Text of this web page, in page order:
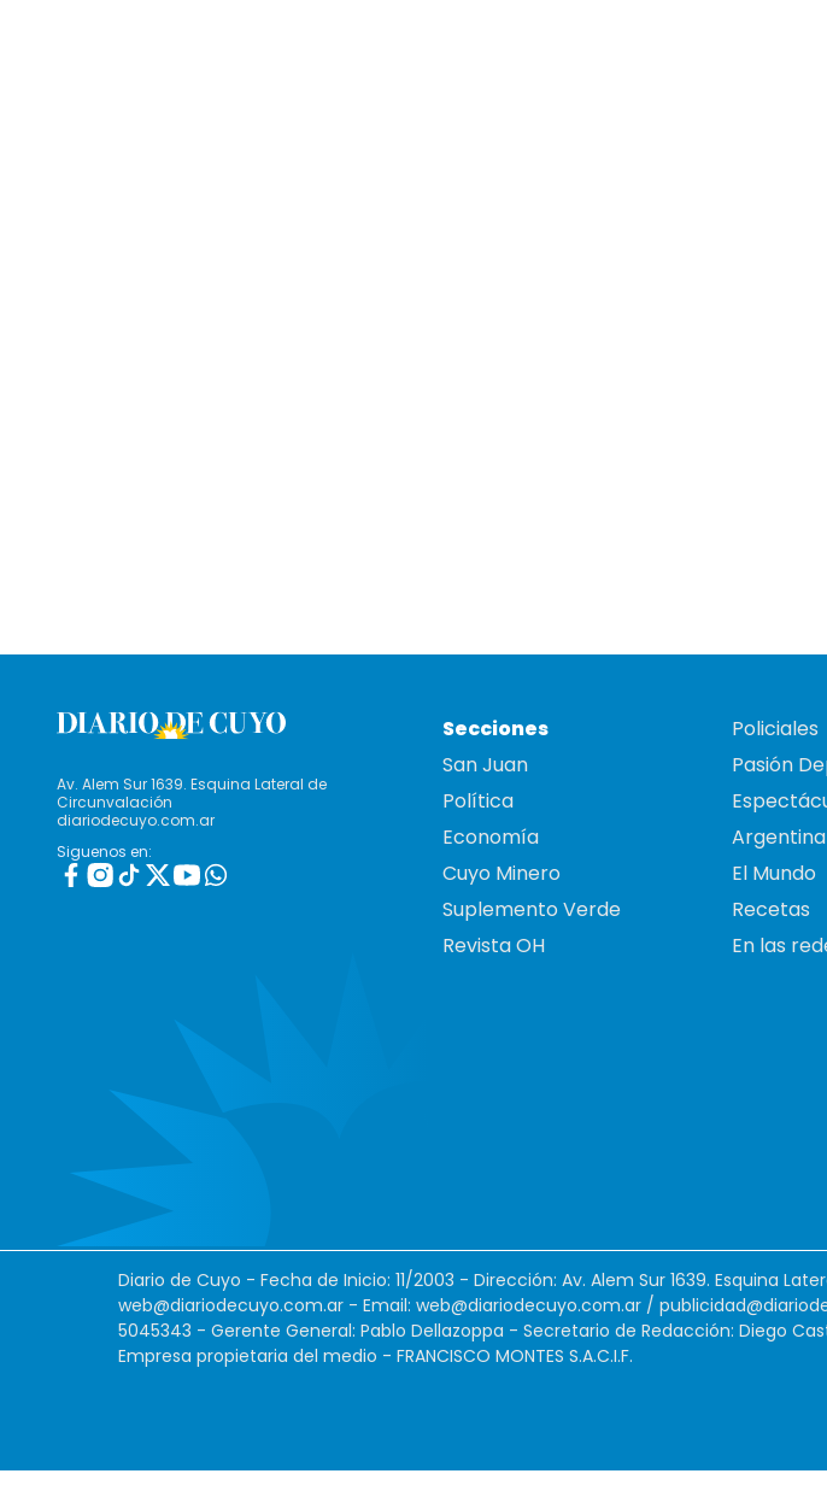
Av. Alem Sur 1639. Esquina Lateral de
Circunvalación
diariodecuyo.com.ar
Siguenos en:
Secciones
San Juan
Política
Economía
Cuyo Minero
Suplemento Verde
Revista OH
Policiales
Pasión
Argentina
El Mundo
Recetas
En las
Diario de Cuyo - Fecha de Inicio: 11/2003 - Dirección: Av. Alem Sur 1639. Esquina
web@diariodecuyo.com.ar - Email: web@diariodecuyo.com.ar /
5045343 - Gerente General: Pablo Dellazoppa - Secretario de Redacción: Diego
Empresa propietaria del medio - FRANCISCO MONTES S.A.C.I.F.